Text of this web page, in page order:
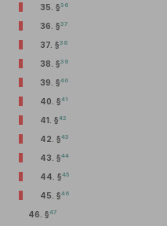
35. §36
36. §37
37. §38
38. §39
39. §40
40. §41
41. §42
42. §43
43. §44
44. §45
45. §46
46. §47